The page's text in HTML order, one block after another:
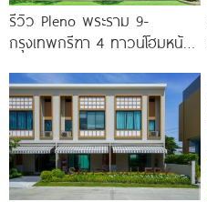
รีวิว Pleno พระราม 9-
กรุงเทพกรีฑา 4 ทาวน์โฮมหน้า
Premium